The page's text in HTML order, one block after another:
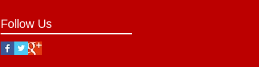
Follow Us